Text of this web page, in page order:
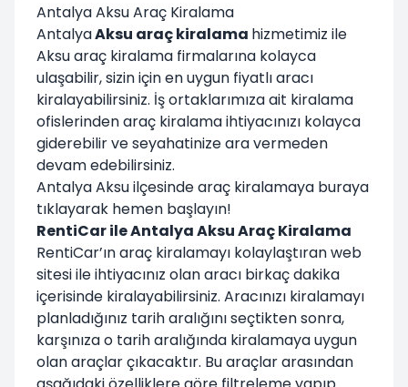
Antalya Aksu Araç Kiralama
AntalyaAksu araç kiralama hizmetimiz ile
Aksu araç kiralama firmalarına kolayca
ulaşabilir, sizin için en uygun fiyatlı aracı
kiralayabilirsiniz. İş ortaklarımıza ait kiralama
ofislerinden araç kiralama ihtiyacınızı kolayca
giderebilir ve seyahatinize ara vermeden
devam edebilirsiniz.
Antalya Aksu ilçesinde araç kiralamaya buraya
tıklayarak hemen başlayın!
RentiCar ile Antalya Aksu Araç Kiralama
RentiCar’ın araç kiralamayı kolaylaştıran web
sitesi ile ihtiyacınız olan aracı birkaç dakika
içerisinde kiralayabilirsiniz. Aracınızı kiralamayı
planladığınız tarih aralığını seçtikten sonra,
karşınıza o tarih aralığında kiralamaya uygun
olan araçlar çıkacaktır. Bu araçlar arasından